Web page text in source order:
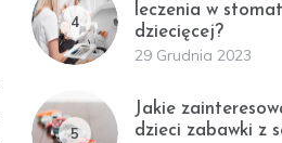
4
leczenia w
dziecięcej?
29 Grudnia 2023
5
Jakie
dzieci zabawki z